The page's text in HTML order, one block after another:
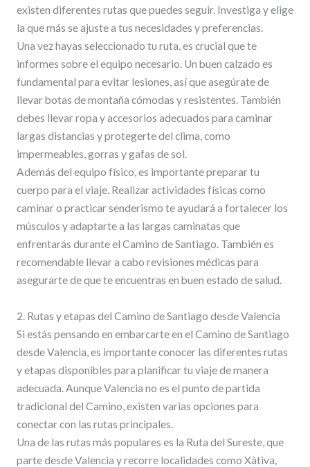
existen diferentes rutas que puedes seguir. Investiga y elige
la que más se ajuste a tus necesidades y preferencias.
Una vez hayas seleccionado tu ruta, es crucial que te
informes sobre el equipo necesario. Un buen calzado es
fundamental para evitar lesiones, así que asegúrate de
llevar botas de montaña cómodas y resistentes. También
debes llevar ropa y accesorios adecuados para caminar
largas distancias y protegerte del clima, como
impermeables, gorras y gafas de sol.
Además del equipo físico, es importante preparar tu
cuerpo para el viaje. Realizar actividades físicas como
caminar o practicar senderismo te ayudará a fortalecer los
músculos y adaptarte a las largas caminatas que
enfrentarás durante el Camino de Santiago. También es
recomendable llevar a cabo revisiones médicas para
asegurarte de que te encuentras en buen estado de salud.
2. Rutas y etapas del Camino de Santiago desde Valencia
Si estás pensando en embarcarte en el Camino de Santiago
desde Valencia, es importante conocer las diferentes rutas
y etapas disponibles para planificar tu viaje de manera
adecuada. Aunque Valencia no es el punto de partida
tradicional del Camino, existen varias opciones para
conectar con las rutas principales.
Una de las rutas más populares es la Ruta del Sureste, que
parte desde Valencia y recorre localidades como Xàtiva,